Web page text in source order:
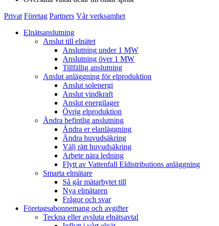
Privat Företag Partners Vår verksamhet
Elnätsanslutning
Anslut till elnätet
Anslutning under 1 MW
Anslutning över 1 MW
Tillfällig anslutning
Anslut anläggning för elproduktion
Anslut solenergi
Anslut vindkraft
Anslut energilager
Övrig elproduktion
Ändra befintlig anslutning
Ändra er elanläggning
Ändra huvudsäkring
Välj rätt huvudsäkring
Arbete nära ledning
Flytt av Vattenfall Eldistributions anläggning
Smarta elmätare
Så går mätarbytet till
Nya elmätaren
Frågor och svar
Företagsabonnemang och avgifter
Teckna eller avsluta elnätsavtal